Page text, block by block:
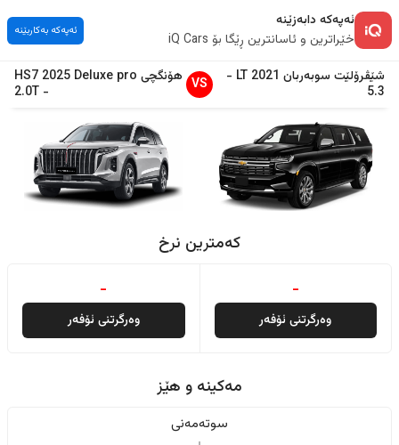
ئەپەکە دابەزێنە
خێراترین و ئاسانترین ڕێگا بۆ iQ Cars
ئەپەکە بەکاربێنە
شێڤرۆلێت سوبەربان 2021
LT
-
5.3
VS هۆنگچی HS7 2025 Deluxe pro
-
2.0T
کەمترین نرخ
-
وەرگرتنی ئۆفەر
-
وەرگرتنی ئۆفەر
مەکینە و هێز
سوتەمەنی